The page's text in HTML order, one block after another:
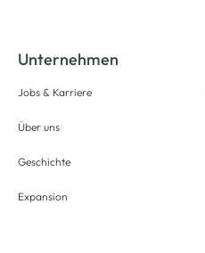
Unternehmen
Jobs & Karriere
Über uns
Geschichte
Expansion